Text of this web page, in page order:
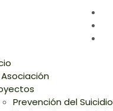
Asociación
Prevención del Suicidio